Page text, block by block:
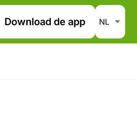
Download de app